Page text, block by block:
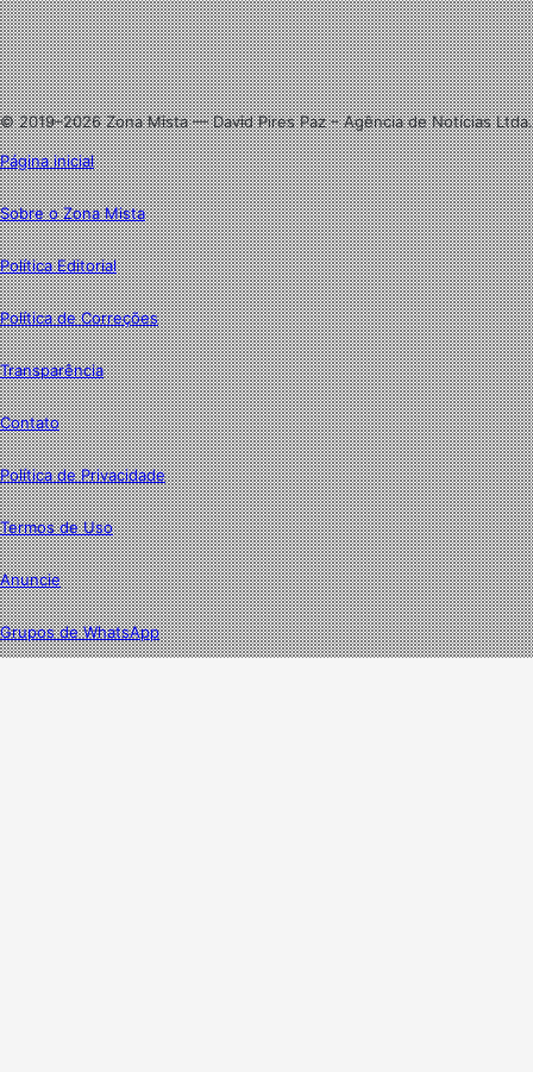
Linkedin
Instagram
© 2019–2026 Zona Mista — David Pires Paz – Agência de Notícias Ltda.
Página inicial
Sobre o Zona Mista
Política Editorial
Política de Correções
Transparência
Contato
Política de Privacidade
Termos de Uso
Anuncie
Grupos de WhatsApp